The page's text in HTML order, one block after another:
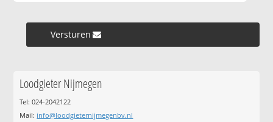
Versturen »
Loodgieter Nijmegen
Tel: 024-2042122
Mail: info@loodgieternijmegenbv.nl